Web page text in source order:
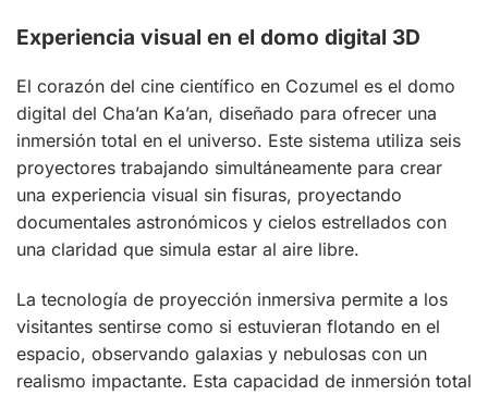
Experiencia visual en el domo digital 3D
El corazón del cine científico en Cozumel es el domo
digital del Cha’an Ka’an, diseñado para ofrecer una
inmersión total en el universo. Este sistema utiliza seis
proyectores trabajando simultáneamente para crear
una experiencia visual sin fisuras, proyectando
documentales astronómicos y cielos estrellados con
una claridad que simula estar al aire libre.
La tecnología de proyección inmersiva permite a los
visitantes sentirse como si estuvieran flotando en el
espacio, observando galaxias y nebulosas con un
realismo impactante. Esta capacidad de inmersión total